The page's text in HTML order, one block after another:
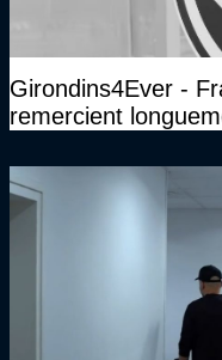
Girondins4Ever -
remercient